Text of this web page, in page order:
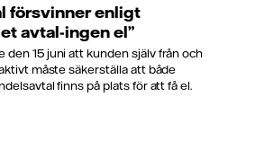
försvinner enligt
avtal-ingen el”
den 15 juni att kunden själv från och
måste säkerställa att både
finns på plats för att få el.